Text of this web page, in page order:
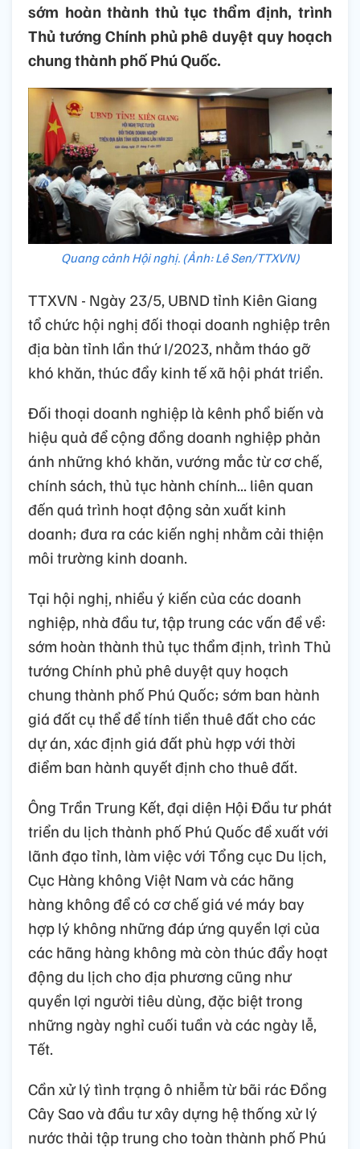
sớm hoàn thành thủ tục thẩm định, trình
Thủ tướng Chính phủ phê duyệt quy hoạch
chung thành phố Phú Quốc.
Quang cảnh Hội nghị. (Ảnh: Lê Sen/TTXVN)
TTXVN - Ngày 23/5, UBND tỉnh Kiên Giang
tổ chức hội nghị đối thoại doanh nghiệp trên
địa bàn tỉnh lần thứ I/2023, nhằm tháo gỡ
khó khăn, thúc đẩy kinh tế xã hội phát triển.
Đối thoại doanh nghiệp là kênh phổ biến và
hiệu quả để cộng đồng doanh nghiệp phản
ánh những khó khăn, vướng mắc từ cơ chế,
chính sách, thủ tục hành chính... liên quan
đến quá trình hoạt động sản xuất kinh
doanh; đưa ra các kiến nghị nhằm cải thiện
môi trường kinh doanh.
Tại hội nghị, nhiều ý kiến của các doanh
nghiệp, nhà đầu tư, tập trung các vấn đề về:
sớm hoàn thành thủ tục thẩm định, trình Thủ
tướng Chính phủ phê duyệt quy hoạch
chung thành phố Phú Quốc; sớm ban hành
giá đất cụ thể để tính tiền thuê đất cho các
dự án, xác định giá đất phù hợp với thời
điểm ban hành quyết định cho thuê đất.
Ông Trần Trung Kết, đại diện Hội Đầu tư phát
triển du lịch thành phố Phú Quốc đề xuất với
lãnh đạo tỉnh, làm việc với Tổng cục Du lịch,
Cục Hàng không Việt Nam và các hãng
hàng không để có cơ chế giá vé máy bay
hợp lý không những đáp ứng quyền lợi của
các hãng hàng không mà còn thúc đẩy hoạt
động du lịch cho địa phương cũng như
quyền lợi người tiêu dùng, đặc biệt trong
những ngày nghỉ cuối tuần và các ngày lễ,
Tết.
Cần xử lý tình trạng ô nhiễm từ bãi rác Đồng
Cây Sao và đầu tư xây dựng hệ thống xử lý
nước thải tập trung cho toàn thành phố Phú